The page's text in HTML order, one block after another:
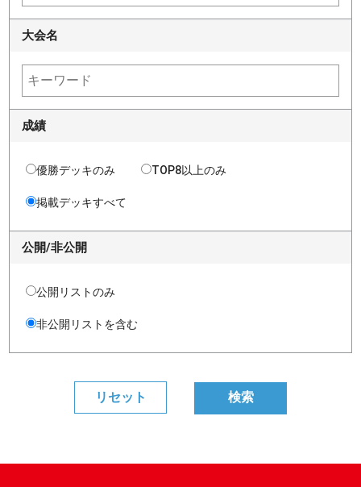
大会名
成績
優勝デッキのみ TOP8以上のみ
掲載デッキすべて
公開/非公開
公開リストのみ
非公開リストを含む